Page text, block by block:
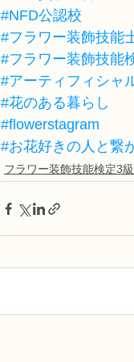
#NFD公認校
#フラワー装飾技能
#フラワー装飾技能
#アーティフィシャ
#花のある暮らし
#flowerstagram
#お花好きの人と繋
フラワー装飾技能検定3級